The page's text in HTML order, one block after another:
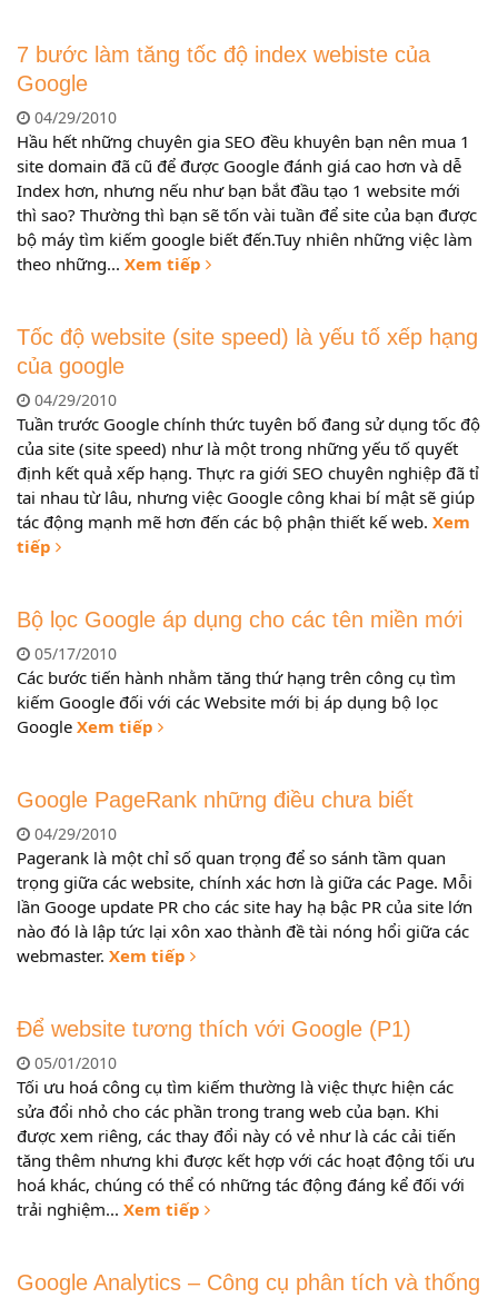
7 bước làm tăng tốc độ index webiste của
Google
04/29/2010
Hầu hết những chuyên gia SEO đều khuyên bạn nên mua 1
site domain đã cũ để được Google đánh giá cao hơn và dễ
Index hơn, nhưng nếu như bạn bắt đầu tạo 1 website mới
thì sao? Thường thì bạn sẽ tốn vài tuần để site của bạn được
bộ máy tìm kiếm google biết đến.Tuy nhiên những việc làm
theo những... Xem tiếp
Tốc độ website (site speed) là yếu tố xếp hạng
của google
04/29/2010
Tuần trước Google chính thức tuyên bố đang sử dụng tốc độ
của site (site speed) như là một trong những yếu tố quyết
định kết quả xếp hạng. Thực ra giới SEO chuyên nghiệp đã tỉ
tai nhau từ lâu, nhưng việc Google công khai bí mật sẽ giúp
tác động mạnh mẽ hơn đến các bộ phận thiết kế web. Xem
tiếp
Bộ lọc Google áp dụng cho các tên miền mới
05/17/2010
Các bước tiến hành nhằm tăng thứ hạng trên công cụ tìm
kiếm Google đối với các Website mới bị áp dụng bộ lọc
Google Xem tiếp
Google PageRank những điều chưa biết
04/29/2010
Pagerank là một chỉ số quan trọng để so sánh tầm quan
trọng giữa các website, chính xác hơn là giữa các Page. Mỗi
lần Googe update PR cho các site hay hạ bậc PR của site lớn
nào đó là lập tức lại xôn xao thành đề tài nóng hổi giữa các
webmaster. Xem tiếp
Để website tương thích với Google (P1)
05/01/2010
Tối ưu hoá công cụ tìm kiếm thường là việc thực hiện các
sửa đổi nhỏ cho các phần trong trang web của bạn. Khi
được xem riêng, các thay đổi này có vẻ như là các cải tiến
tăng thêm nhưng khi được kết hợp với các hoạt động tối ưu
hoá khác, chúng có thể có những tác động đáng kể đối với
trải nghiệm... Xem tiếp
Google Analytics – Công cụ phân tích và thống